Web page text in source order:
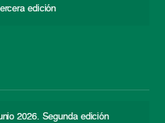
edición
2026. Segunda edición